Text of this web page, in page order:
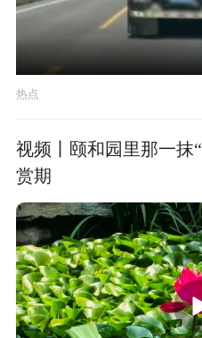
热点
视频丨颐和园里那一抹
赏期